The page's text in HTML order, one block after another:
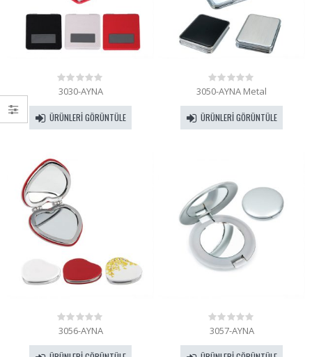
0
5
3030-AYNA
ÜRÜNLERI GÖRÜNTÜLE
0
5
3050-AYNA Metal
ÜRÜNLERI GÖRÜNTÜLE
0
3056-AYNA
0
3057-AYNA